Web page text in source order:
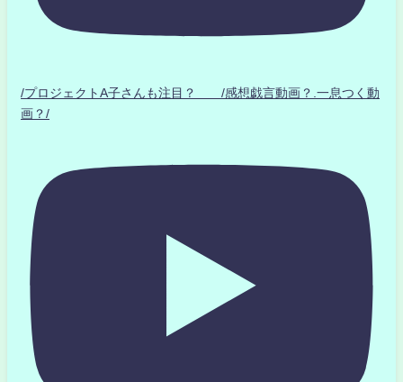
/プロジェクトA子さんも注目？ /感想戯言動画？.一息つく動
画？/